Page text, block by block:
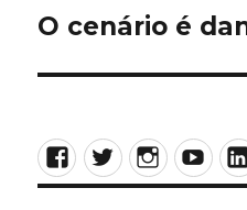
Próximo
O cenário é
Facebook
TwitterInstagram